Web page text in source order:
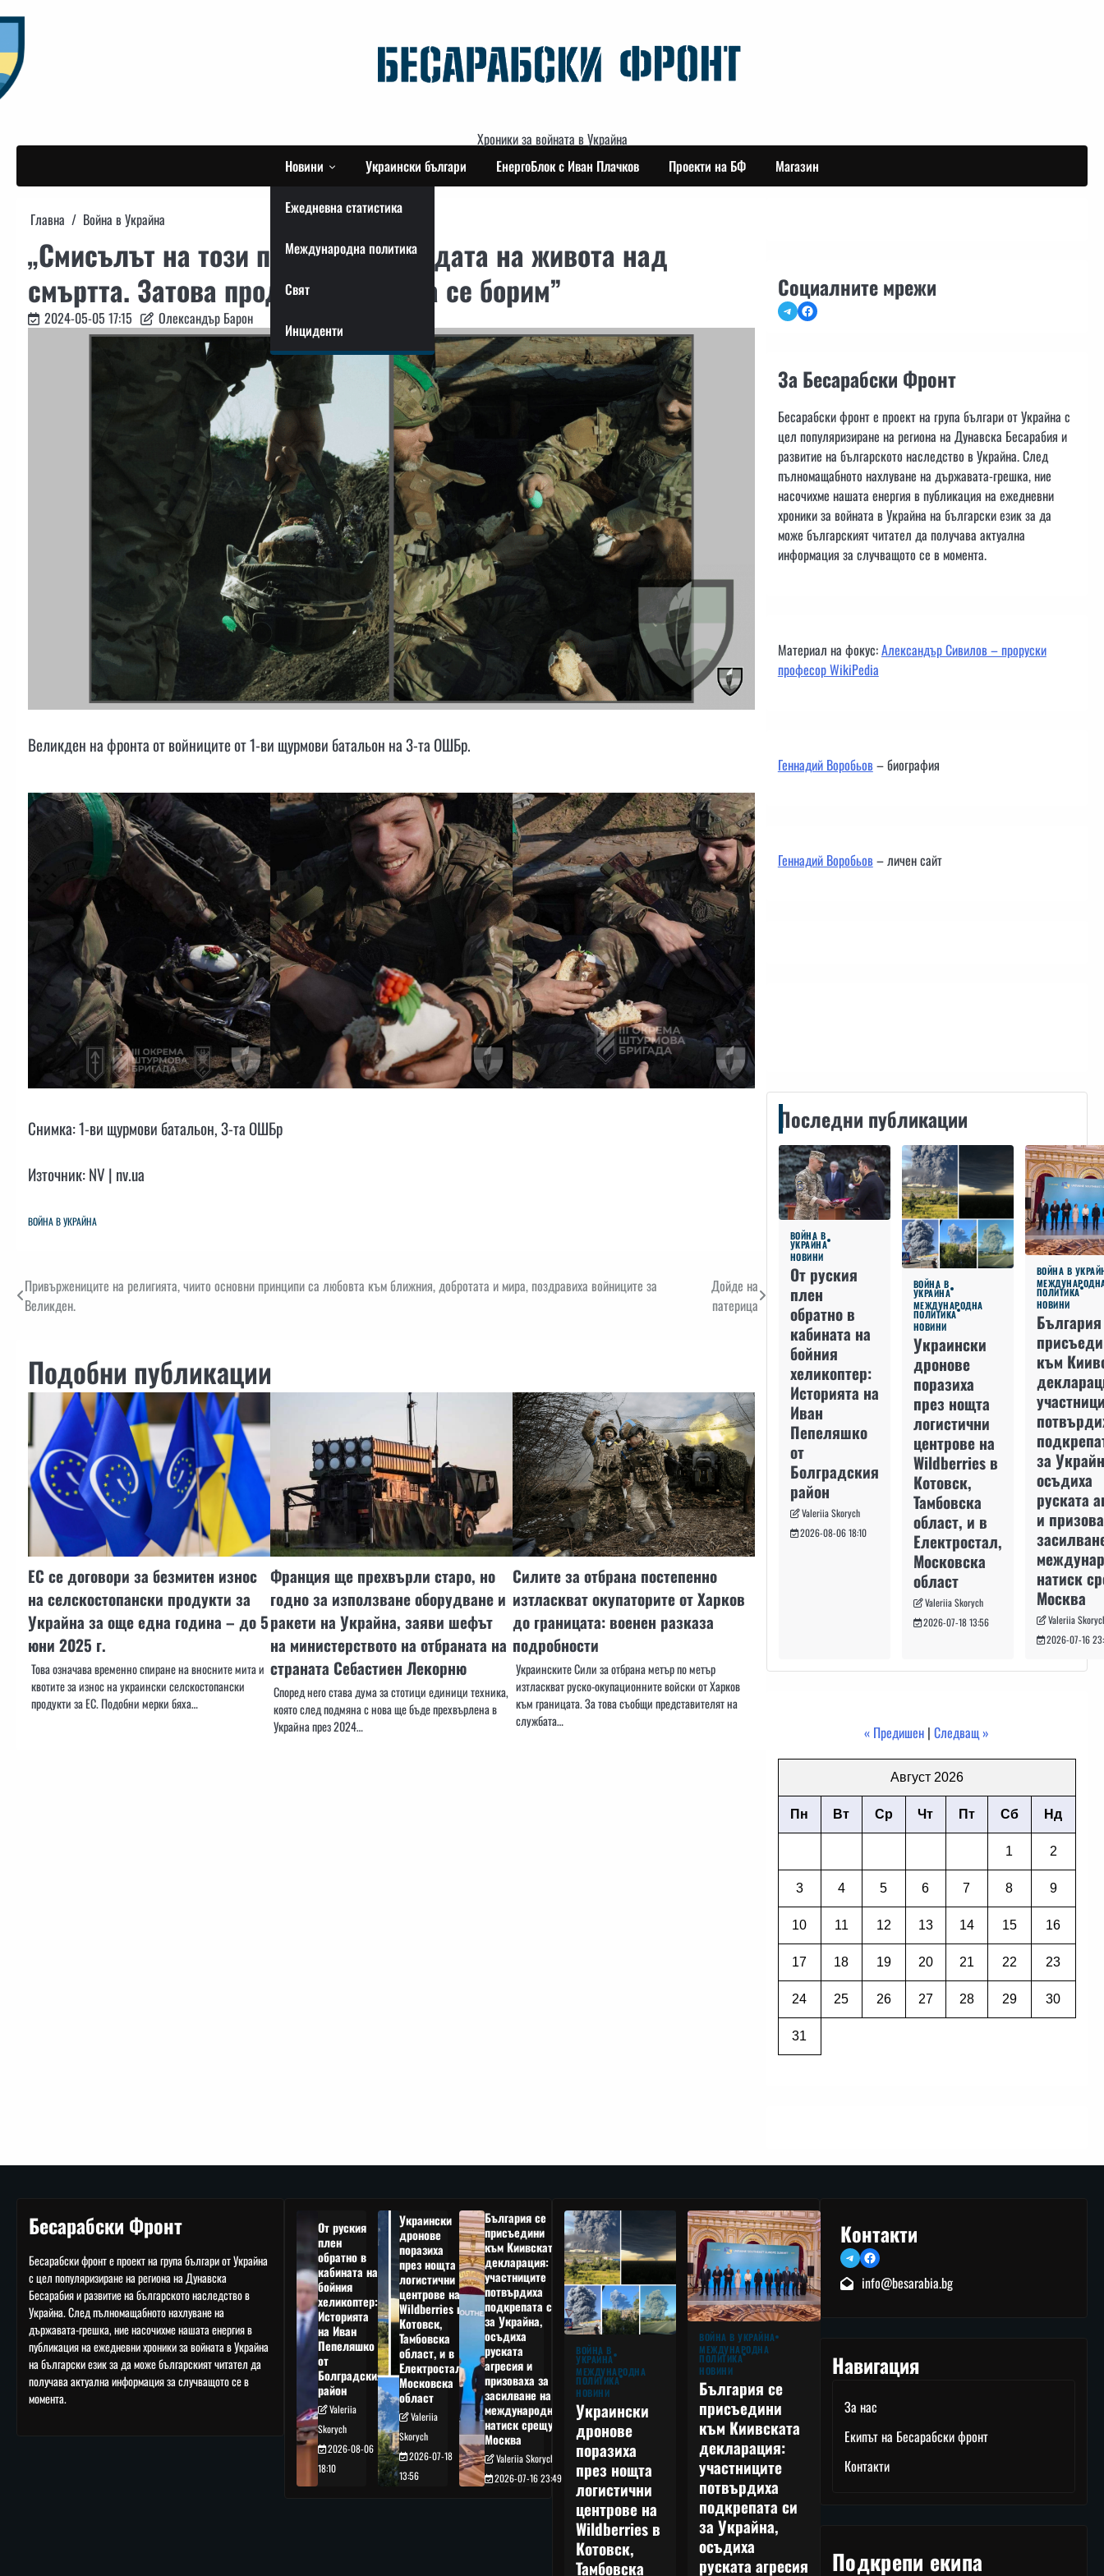
to
content
Хроники за войната в Украйна
Новини
Ежедневна статистика
Международна политика
Свят
Инциденти
Украински българи ЕнергоБлок с Иван Плачков Проекти на БФ Магазин
Главна Война в Украйна
„Смисълът на този празник е победата на живота над
смъртта. Затова продължаваме да се борим”
2024-05-05 17:15 Олександър Барон
Великден на фронта от войниците от 1-ви щурмови батальон на 3-та ОШБр.
Снимка: 1-ви щурмови батальон, 3-та ОШБр
Източник: NV | nv.ua
ВОЙНА В УКРАЙНА
Навигация
Привържениците на религията, чиито основни принципи са любовта към ближния, добротата и мира, поздравиха войниците за
Великден.
Дойде на
патерица
Подобни публикации
ЕС се договори за безмитен износ
на селскостопански продукти за
Украйна за още една година – до 5
юни 2025 г.
Това означава временно спиране на вносните мита и
квотите за износ на украински селскостопански
продукти за ЕС. Подобни мерки бяха…
Франция ще прехвърли старо, но
годно за използване оборудване и
ракети на Украйна, заяви шефът
на министерството на отбраната на
страната Себастиен Лекорню
Според него става дума за стотици единици техника,
която след подмяна с нова ще бъде прехвърлена в
Украйна през 2024…
Силите за отбрана постепенно
изтласкват окупаторите от Харков
до границата: военен разказа
подробности
Украинските Сили за отбрана метър по метър
изтласкват руско-окупационните войски от Харков
към границата. За това съобщи представителят на
службата…
Социалните мрежи
TelegramFacebook
За Бесарабски Фронт
Бесарабски фронт е проект на група българи от Украйна с
цел популяризиране на региона на Дунавска Бесарабия и
развитие на българското наследство в Украйна. След
пълномащабното нахлуване на държавата-грешка, ние
насочихме нашата енергия в публикация на ежедневни
хроники за войната в Украйна на български език за да
може българският читател да получава актуална
информация за случващото се в момента.
Материал на фокус:Александър Сивилов – проруски
професор WikiPedia
Геннадий Воробьов– биография
Геннадий Воробьов– личен сайт
Последни публикации
ВОЙНА В
УКРАЙНА
НОВИНИ
От руския
плен
обратно в
кабината на
бойния
хеликоптер:
Историята на
Иван
Пепеляшко
от
Болградския
район
Valeriia Skorych
2026-08-06 18:10
ВОЙНА В
УКРАЙНА
МЕЖДУНАРОДНА
ПОЛИТИКА
НОВИНИ
Украински
дронове
поразиха
през нощта
логистични
центрове на
Wildberries в
Котовск,
Тамбовска
област, и в
Електростал,
Московска
област
Valeriia Skorych
2026-07-18 13:56
ВОЙНА В
ПОЛИТИКА
НОВИНИ
към
за
осъдиха
руската
и
натиск
Москва
Valeriia
2026-07-16
« Предишен |Следващ »
Август 2026
Пн Вт Ср Чт Пт Сб Нд
1 2
3 4 5 6 7 8 9
10 11 12 13 14 15 16
17 18 19 20 21 22 23
24 25 26 27 28 29 30
31
Бесарабски Фронт
Бесарабски фронт е проект на група българи от Украйна
с цел популяризиране на региона на Дунавска
Бесарабия и развитие на българското наследство в
Украйна. След пълномащабното нахлуване на
държавата-грешка, ние насочихме нашата енергия в
публикация на ежедневни хроники за войната в Украйна
на български език за да може българският читател да
получава актуална информация за случващото се в
момента.
От руския
плен
обратно в
кабината на
бойния
хеликоптер:
Историята
на Иван
Пепеляшко
от
Болградския
район
Valeriia
Skorych
2026-08-06
18:10
Украински
дронове
поразиха
през нощта
логистични
центрове на
Wildberries в
Котовск,
Тамбовска
област, и в
Електростал,
Московска
област
Valeriia
Skorych
2026-07-18
13:56
България се
присъедини
към Киивската
декларация:
участниците
потвърдиха
подкрепата си
за Украйна,
осъдиха
руската
агресия и
призоваха за
засилване на
международния
натиск срещу
Москва
Valeriia Skorych
2026-07-16 23:49
ВОЙНА В
УКРАЙНА
МЕЖДУНАРОДНА
ПОЛИТИКА
НОВИНИ
Украински
дронове
поразиха
през нощта
логистични
центрове на
Wildberries в
Котовск,
Тамбовска
ВОЙНА В УКРАЙНА
МЕЖДУНАРОДНА
ПОЛИТИКА
НОВИНИ
България се
присъедини
към Киивската
декларация:
участниците
потвърдиха
подкрепата си
за Украйна,
осъдиха
руската агресия
Контакти
TelegramFacebook
info@besarabia.bg
Навигация
За нас
Екипът на Бесарабски фронт
Контакти
Подкрепи екипа